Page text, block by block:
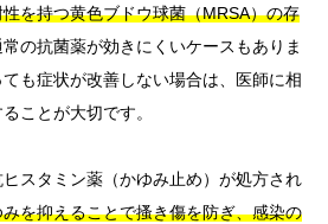
を持つ黄色ブドウ球菌（MRSA）の存
常の抗菌薬が効きにくいケースもありま
も症状が改善しない場合は、医師に相
ことが大切です。
スタミン薬（かゆみ止め）が処方され
みを抑えることで搔き傷を防ぎ、感染の